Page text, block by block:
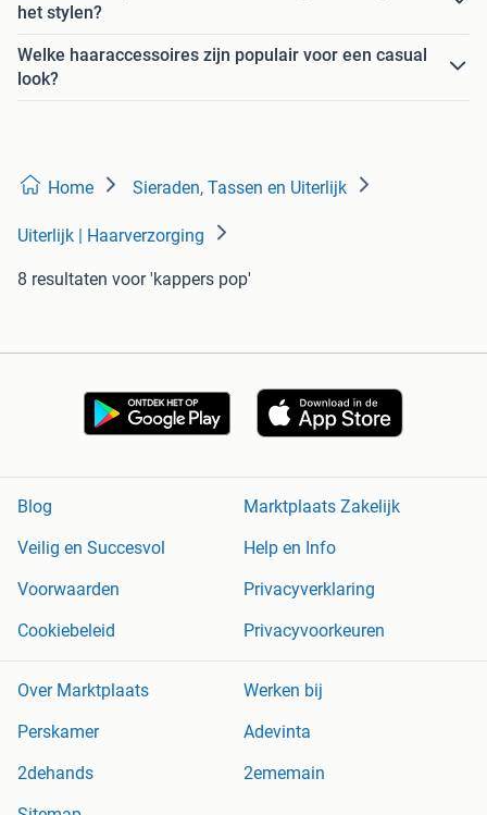
het stylen?
Welke haaraccessoires zijn populair voor een casual
look?
Home Sieraden, Tassen en Uiterlijk
Uiterlijk | Haarverzorging
8 resultaten voor 'kappers pop'
Blog
Marktplaats Zakelijk
Veilig en Succesvol
Help en Info
Voorwaarden
Privacyverklaring
Cookiebeleid
Privacyvoorkeuren
Over Marktplaats
Werken bij
Perskamer
Adevinta
2dehands
2ememain